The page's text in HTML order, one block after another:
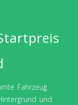
Fahrzeug
und